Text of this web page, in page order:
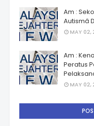
Am :
MAY 02,
Am :
Peratus
MAY 02,